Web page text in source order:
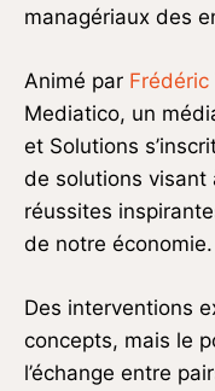
managériaux des
Animé par Frédéric
Mediatico, un
et Solutions
de solutions visant
réussites
de notre économie.
Des interventions
concepts, mais le
l’échange entre